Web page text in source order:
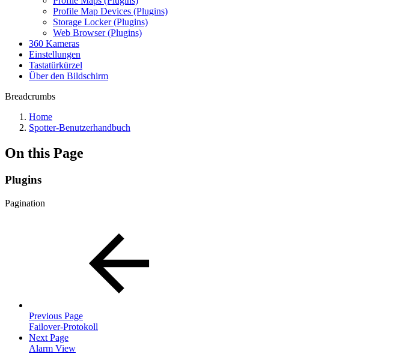
Profile Map Devices (Plugins)
Storage Locker (Plugins)
Web Browser (Plugins)
360 Kameras
Einstellungen
Tastatürkürzel
Über den Bildschirm
Breadcrumbs
Home
Spotter-Benutzerhandbuch
On this Page
Plugins
Pagination
Previous Page
Failover-Protokoll
Next Page
Alarm View